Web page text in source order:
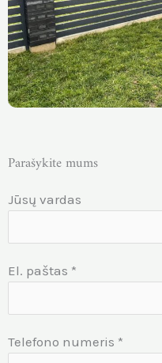
Parašykite mums
Jūsų vardas
El. paštas *
Telefono numeris *